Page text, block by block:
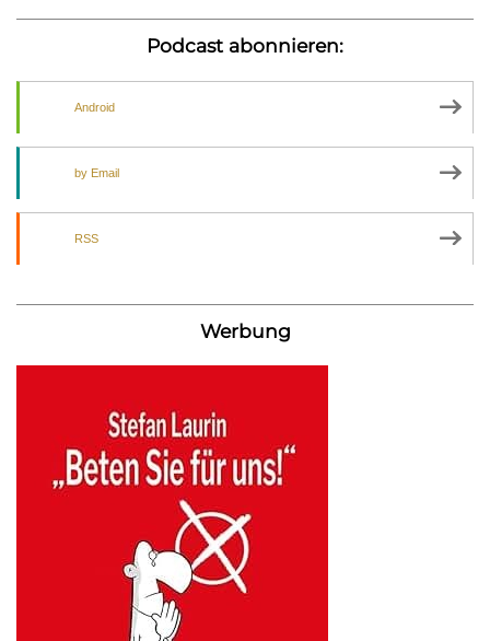
Podcast abonnieren:
Android
by Email
RSS
Werbung